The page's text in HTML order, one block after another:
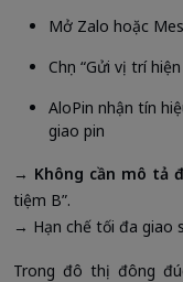
Mở Zalo hoặc
Chọn “Gửi vị trí
AloPin nhận tín
giao pin
→ Không cần mô tả
tiệm B”.
→ Hạn chế tối đa giao
Trong đô thị đông